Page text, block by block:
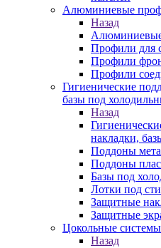
Алюминиевые
Назад
Профили для
Профили
Профили
Гигиенические
базы под
Назад
накладки,
Поддоны
Поддоны
Базы под
Лотки под
Защитные
Защитные
Цокольные системы
Назад